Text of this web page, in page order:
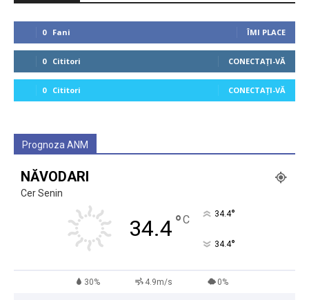
0 Fani ÎMI PLACE
0 Cititori CONECTAȚI-VĂ
0 Cititori CONECTAȚI-VĂ
Prognoza ANM
NĂVODARI
Cer Senin
34.4°C 34.4°
34.4°
30% 4.9m/s 0%